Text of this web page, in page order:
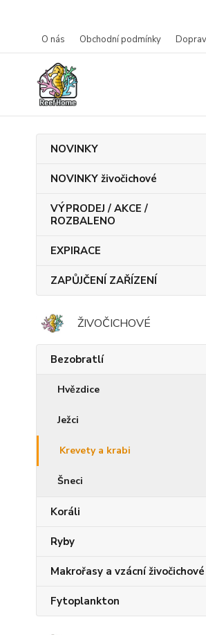
O nás Obchodní podmínky
NOVINKY
NOVINKY živočichové
VÝPRODEJ / AKCE /
ROZBALENO
EXPIRACE
ZAPŮJČENÍ ZAŘÍZENÍ
ŽIVOČICHOVÉ
Bezobratlí
Hvězdice
Ježci
Krevety a krabi
Šneci
Koráli
Ryby
Makrořasy a vzácní živočichové
Fytoplankton